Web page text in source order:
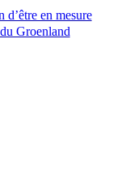
d’être en mesure
Groenland